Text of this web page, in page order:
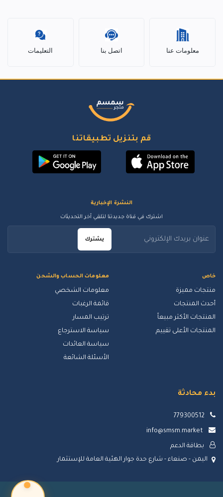
معلومات عنا اتصل بنا التعليمات
قم بتنزيل تطبيقاتنا
خاص
منتجات مميزة
أحدث المنتجات
المنتجات الأكثر مبيعاً
المنتجات الأعلى تقييم
معلومات الحساب والشحن
معلومات الشخصي
قائمة الرغبات
ترتيب المسار
سياسة الاسترجاع
سياسة العائدات
الأسئلة الشائعة
النشرة الإخبارية
اشترك في قناة جديدتنا لتلقي آخر التحديثات
يشترك
بدء محادثة
779300512
info@smsm.market
بطاقة الدعم
اليمن - صنعاء - شارع حدة جوار الهئية العامة للإستثمار